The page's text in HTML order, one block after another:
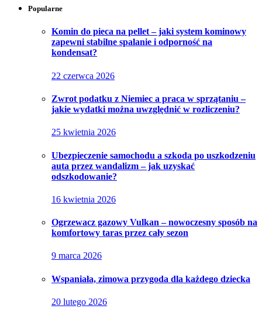
Popularne
Komin do pieca na pellet – jaki system kominowy
zapewni stabilne spalanie i odporność na
kondensat?
22 czerwca 2026
Zwrot podatku z Niemiec a praca w sprzątaniu –
jakie wydatki można uwzględnić w rozliczeniu?
25 kwietnia 2026
Ubezpieczenie samochodu a szkoda po uszkodzeniu
auta przez wandalizm – jak uzyskać
odszkodowanie?
16 kwietnia 2026
Ogrzewacz gazowy Vulkan – nowoczesny sposób na
komfortowy taras przez cały sezon
9 marca 2026
Wspaniała, zimowa przygoda dla każdego dziecka
20 lutego 2026